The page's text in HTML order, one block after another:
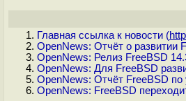
Главная ссылка к новости (
OpenNews: Отчёт о развитии
OpenNews: Релиз FreeBSD
OpenNews: Для FreeBSD
OpenNews: Отчёт FreeBSD
OpenNews: FreeBSD